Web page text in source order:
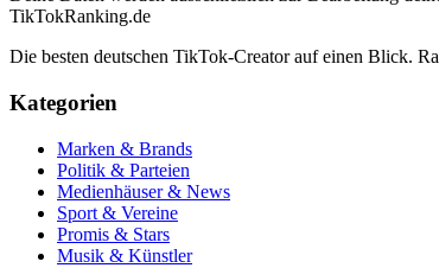
TikTokRanking.de
Die besten deutschen TikTok-Creator auf einen Blick.
Kategorien
Marken & Brands
Politik & Parteien
Medienhäuser & News
Sport & Vereine
Promis & Stars
Musik & Künstler